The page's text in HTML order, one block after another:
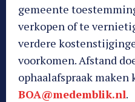
gemeente
verkopen of te
verdere
voorkomen. Afstand
ophaalafspraak maken
BOA@medemblik.nl.